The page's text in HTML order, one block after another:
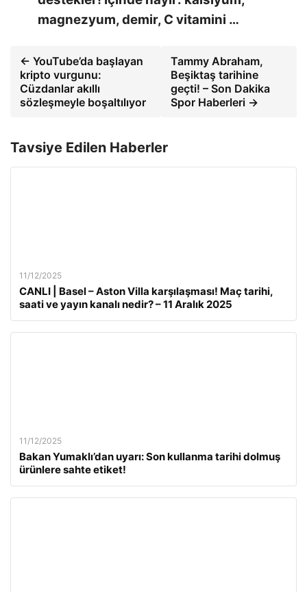
magnezyum, demir, C vitamini …
← YouTube’da başlayan
kripto vurgunu:
Cüzdanlar akıllı
sözleşmeyle boşaltılıyor
Tammy Abraham,
Beşiktaş tarihine
geçti! – Son Dakika
Spor Haberleri →
Tavsiye Edilen Haberler
11/12/2025
CANLI | Basel – Aston Villa karşılaşması! Maç tarihi,
saati ve yayın kanalı nedir? – 11 Aralık 2025
11/12/2025
Bakan Yumaklı’dan uyarı: Son kullanma tarihi dolmuş
ürünlere sahte etiket!